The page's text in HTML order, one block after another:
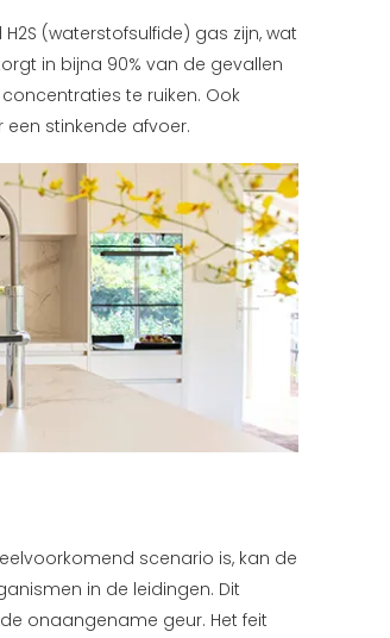
(waterstofsulfide) gas zijn, wat
in bijna 90% van de gevallen
te ruiken. Ook
stinkende afvoer.
scenario is, kan de
in de leidingen. Dit
onaangename geur. Het feit